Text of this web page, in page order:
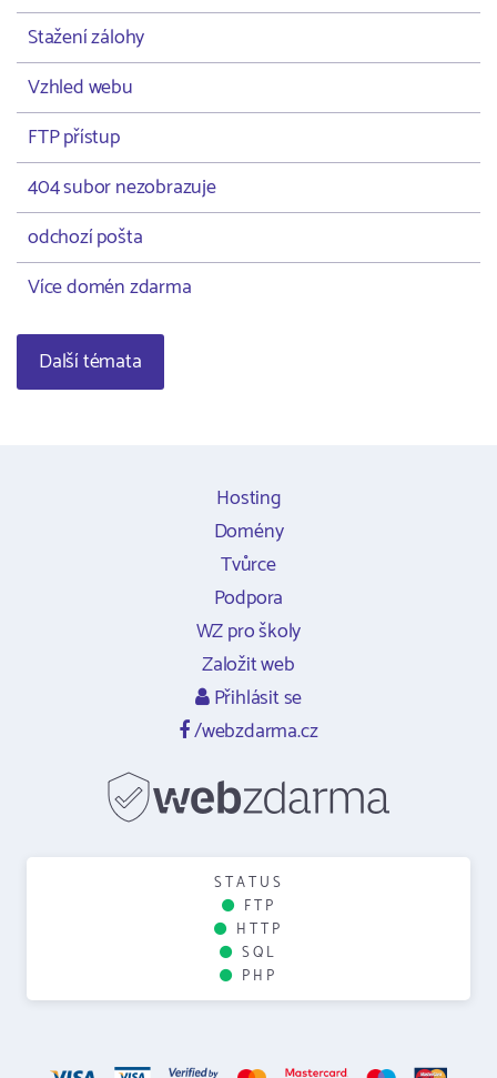
Stažení zálohy
Vzhled webu
FTP přístup
404 subor nezobrazuje
odchozí pošta
Více domén zdarma
Další témata
Hosting
Domény
Tvůrce
Podpora
WZ pro školy
Založit web
Přihlásit se
/webzdarma.cz
STATUS
FTP
HTTP
SQL
PHP